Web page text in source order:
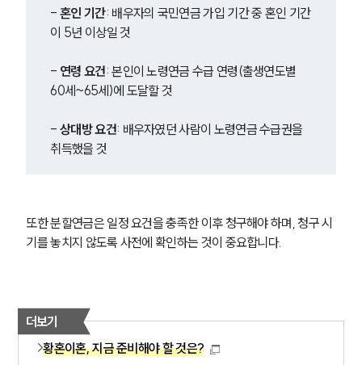
- 혼인 기간: 배우자의 국민연금 가입 기간 중 혼인 기간
이 5년 이상일 것
- 연령 요건: 본인이 노령연금 수급 연령(출생연도별
60세~65세)에 도달할 것
- 상대방 요건: 배우자였던 사람이 노령연금 수급권을
취득했을 것
또한 분할연금은 일정 요건을 충족한 이후 청구해야 하며, 청구 시
기를 놓치지 않도록 사전에 확인하는 것이 중요합니다.
더보기
황혼이혼, 지금 준비해야 할 것은?